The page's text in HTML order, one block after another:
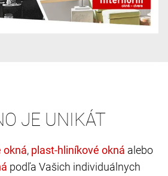
JE UNIKÁT
,
alebo
podľa Vašich individuálnych